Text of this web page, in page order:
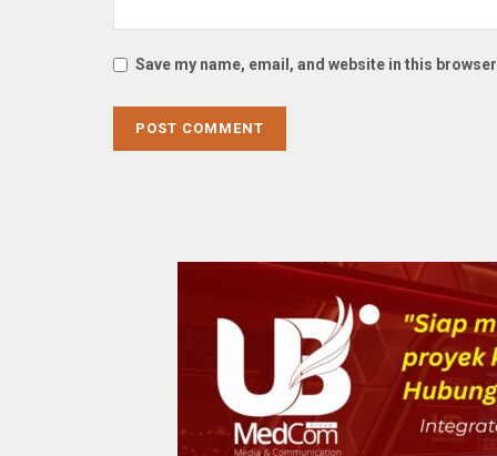
Save my name, email, and website in this